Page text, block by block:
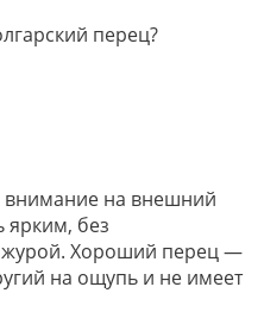
перец?
внимание на внешний
ярким, без
Хороший перец —
на ощупь и не имеет